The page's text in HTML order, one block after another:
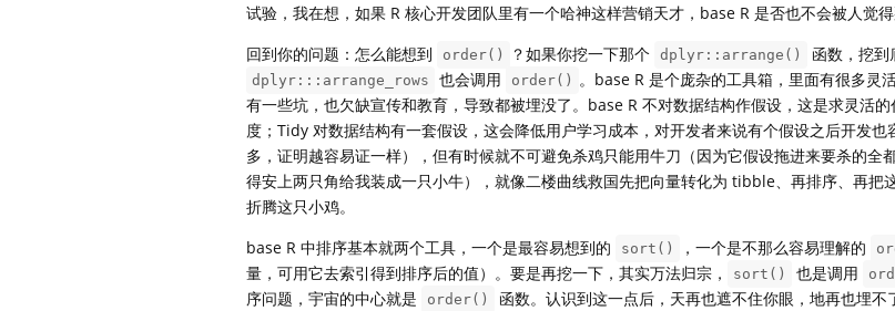
试验，我在想，如果 R 核心开发团队里有一个哈神这样营销天才，base R 是否也不会被人觉得
回到你的问题：怎么能想到
order() ？如果你挖一下那个 dplyr::arrange() 函数，挖到
dplyr:::arrange_rows 也会调用 order() 。base R 是个庞杂的工具箱，里面有很多灵
有一些坑，也欠缺宣传和教育，导致都被埋没了。base R 不对数据结构作假设，这是求灵活
度；Tidy 对数据结构有一套假设，这会降低用户学习成本，对开发者来说有个假设之后开发也
多，证明越容易证一样），但有时候就不可避免杀鸡只能用牛刀（因为它假设拖进来要杀的全
得安上两只角给我装成一只小牛），就像二楼曲线救国先把向量转化为 tibble、再排序、再把
折腾这只小鸡。
base R 中排序基本就两个工具，一个是最容易想到的
sort() ，一个是不那么容易理解的
量，可用它去索引得到排序后的值）。要是再挖一下，其实万法归宗，
sort() 也是调用
序问题，宇宙的中心就是
order()
函数。认识到这一点后，天再也遮不住你眼，地再也埋不